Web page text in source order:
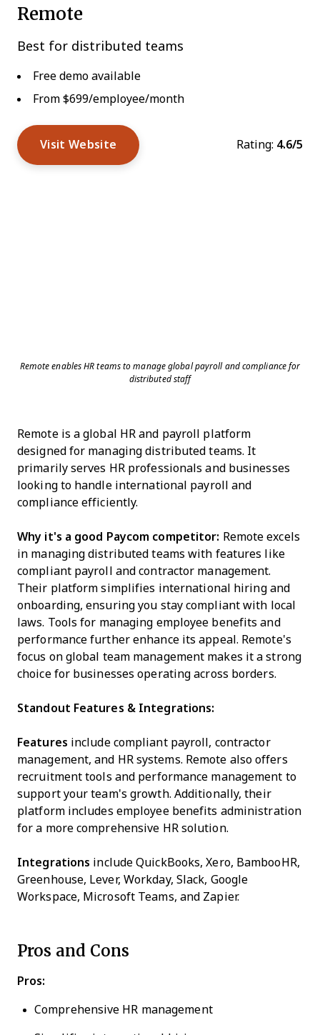
Remote
Best for distributed teams
Free demo available
From $699/employee/month
Visit Website Rating: 4.6/5
Remote enables HR teams to manage global payroll and compliance for
distributed staff
Remote is a global HR and payroll platform
designed for managing distributed teams. It
primarily serves HR professionals and businesses
looking to handle international payroll and
compliance efficiently.
Why it's a good Paycom competitor: Remote excels
in managing distributed teams with features like
compliant payroll and contractor management.
Their platform simplifies international hiring and
onboarding, ensuring you stay compliant with local
laws. Tools for managing employee benefits and
performance further enhance its appeal. Remote's
focus on global team management makes it a strong
choice for businesses operating across borders.
Standout Features & Integrations:
Features include compliant payroll, contractor
management, and HR systems. Remote also offers
recruitment tools and performance management to
support your team's growth. Additionally, their
platform includes employee benefits administration
for a more comprehensive HR solution.
Integrations include QuickBooks, Xero, BambooHR,
Greenhouse, Lever, Workday, Slack, Google
Workspace, Microsoft Teams, and Zapier.
Pros and Cons
Pros:
Comprehensive HR management